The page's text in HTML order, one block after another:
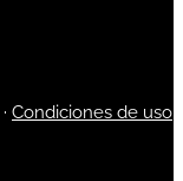
· Condiciones de uso